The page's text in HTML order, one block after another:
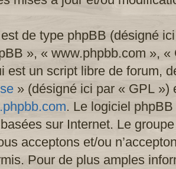
de type phpBB (désigné
», « www.phpbb.com »,
est un script libre de forum,
» (désigné ici par « GPL »)
. Le logiciel
sur Internet. Le
acceptons et/ou
Pour de plus amples